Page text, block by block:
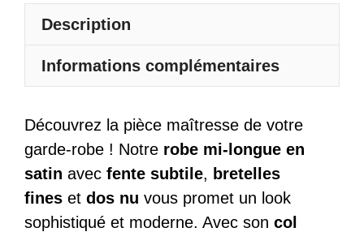
Description
Informations complémentaires
Découvrez la pièce maîtresse de votre
garde-robe ! Notre robe mi-longue en
satin avec fente subtile, bretelles
fines et dos nu vous promet un look
sophistiqué et moderne. Avec son col